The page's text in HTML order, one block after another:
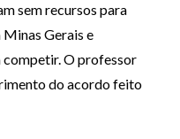
sem recursos para
Gerais e
competir. O professor
do acordo feito